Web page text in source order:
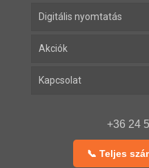
Digitális nyomtatás
Akciók
Kapcsolat
+36 24
📞 Teljes